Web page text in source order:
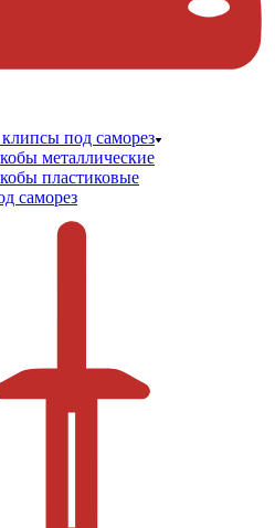
под саморез
металлические
пластиковые
саморез